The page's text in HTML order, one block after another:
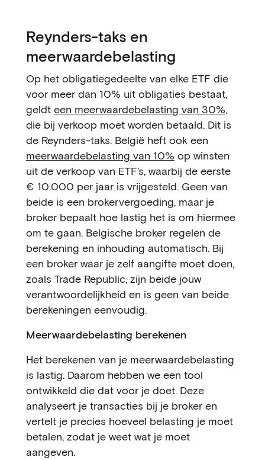
Reynders-taks en
meerwaardebelasting
Op het obligatiegedeelte van elke ETF die
voor meer dan 10% uit obligaties bestaat,
geldt een meerwaardebelasting van 30%,
die bij verkoop moet worden betaald. Dit is
de Reynders-taks. België heft ook een
meerwaardebelasting van 10% op winsten
uit de verkoop van ETF’s, waarbij de eerste
€ 10.000 per jaar is vrijgesteld. Geen van
beide is een brokervergoeding, maar je
broker bepaalt hoe lastig het is om hiermee
om te gaan. Belgische broker regelen de
berekening en inhouding automatisch. Bij
een broker waar je zelf aangifte moet doen,
zoals Trade Republic, zijn beide jouw
verantwoordelijkheid en is geen van beide
berekeningen eenvoudig.
Meerwaardebelasting berekenen
Het berekenen van je meerwaardebelasting
is lastig. Daarom hebben we een tool
ontwikkeld die dat voor je doet. Deze
analyseert je transacties bij je broker en
vertelt je precies hoeveel belasting je moet
betalen, zodat je weet wat je moet
aangeven.